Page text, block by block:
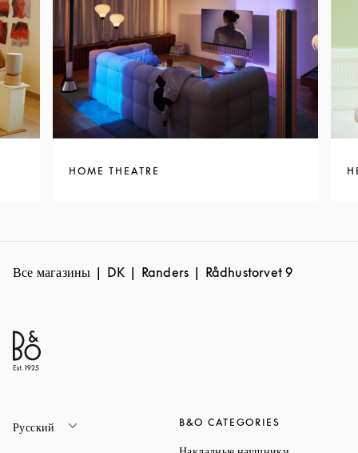
HOME THEATRE
Все магазины DK Randers Rådhustorvet 9
Русский B&O CATEGORIES